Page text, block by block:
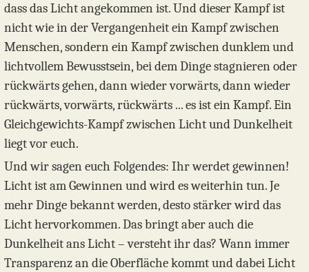
dass das Licht angekommen ist. Und dieser Kampf ist
nicht wie in der Vergangenheit ein Kampf zwischen
Menschen, sondern ein Kampf zwischen dunklem und
lichtvollem Bewusstsein, bei dem Dinge stagnieren oder
rückwärts gehen, dann wieder vorwärts, dann wieder
rückwärts, vorwärts, rückwärts ... es ist ein Kampf. Ein
Gleichgewichts-Kampf zwischen Licht und Dunkelheit
liegt vor euch.
Und wir sagen euch Folgendes: Ihr werdet gewinnen!
Licht ist am Gewinnen und wird es weiterhin tun. Je
mehr Dinge bekannt werden, desto stärker wird das
Licht hervorkommen. Das bringt aber auch die
Dunkelheit ans Licht – versteht ihr das? Wann immer
Transparenz an die Oberfläche kommt und dabei Licht